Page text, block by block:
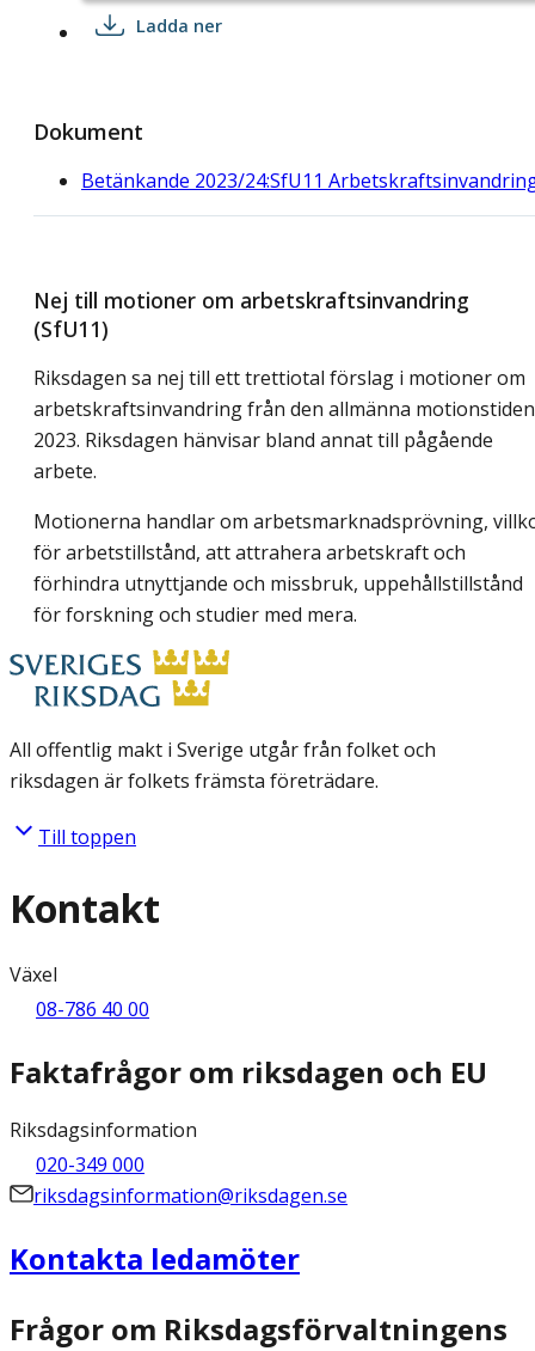
Ladda ner
Dokument
Betänkande 2023/24:SfU11
Nej till motioner om arbetskraftsinvandring
(SfU11)
Riksdagen sa nej till ett trettiotal förslag i motioner om
arbetskraftsinvandring från den allmänna motionstiden
2023. Riksdagen hänvisar bland annat till pågående
arbete.
Motionerna handlar om arbetsmarknadsprövning,
för arbetstillstånd, att attrahera arbetskraft och
förhindra utnyttjande och missbruk, uppehållstillstånd
för forskning och studier med mera.
All offentlig makt i Sverige utgår från folket och
riksdagen är folkets främsta företrädare.
Till toppen
Kontakt
Växel
08-786 40 00
Faktafrågor om riksdagen och EU
Riksdagsinformation
020-349 000
riksdagsinformation@riksdagen.se
Kontakta ledamöter
Frågor om Riksdagsförvaltningens